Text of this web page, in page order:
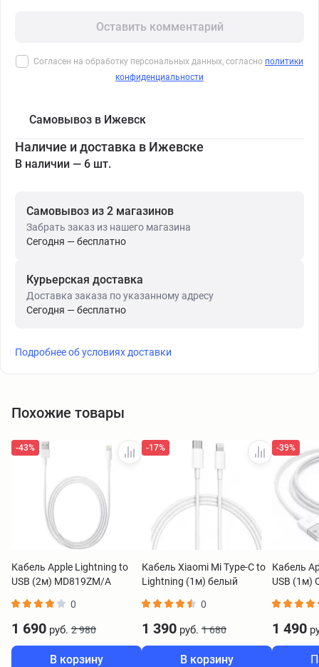
Оставить комментарий
Согласен на обработку персональных данных, согласно политики
конфиденциальности
Самовывоз в Ижевск
Наличие и доставка в Ижевске
В наличии — 6 шт.
Самовывоз из 2 магазинов
Забрать заказ из нашего магазина
Сегодня — бесплатно
Курьерская доставка
Доставка заказа по указанному адресу
Сегодня — бесплатно
Подробнее об условиях доставки
Похожие товары
-43%
Кабель Apple Lightning to
USB (2м) MD819ZM/A
0
1 690 руб. 2 980
В корзину
-17%
Кабель Xiaomi Mi Type-C to
Lightning (1м) белый
0
1 390 руб. 1 680
В корзину
-39%
Кабель
USB (1м)
1 490